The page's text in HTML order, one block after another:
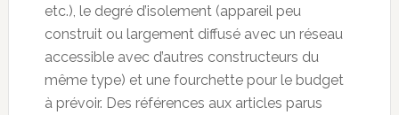
etc.), le degré d’isolement (appareil peu
construit ou largement diffusé avec un réseau
accessible avec d’autres constructeurs du
même type) et une fourchette pour le budget
à prévoir. Des références aux articles parus